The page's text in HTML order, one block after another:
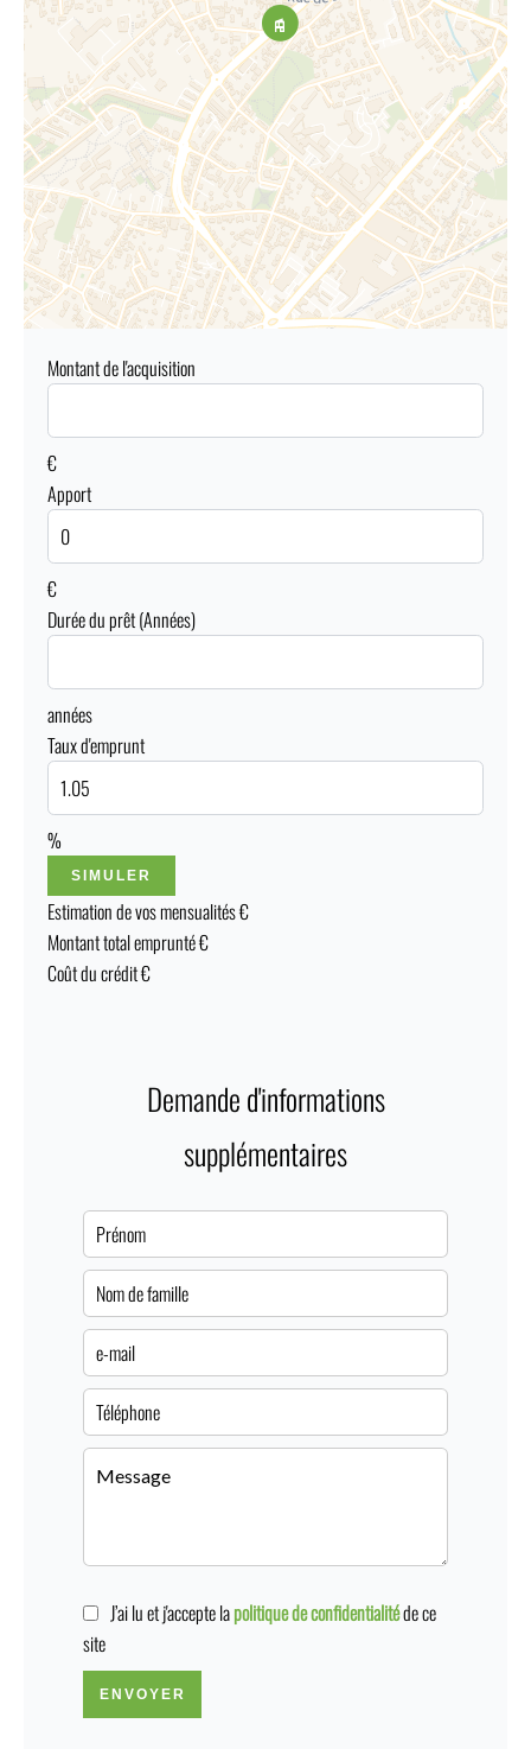
Montant de l'acquisition
€
Apport
€
Durée du prêt (Années)
années
Taux d'emprunt
%
SIMULER
Estimation de vos mensualités€
Montant total emprunté€
Coût du crédit€
Demande d'informations
supplémentaires
J’ai lu et j'accepte lapolitique de confidentialitéde ce
site
ENVOYER